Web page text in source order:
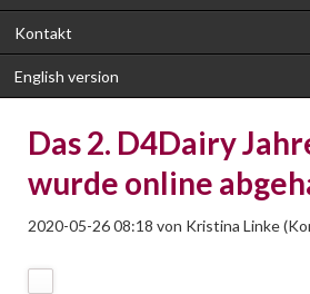
Kontakt
English version
Das 2. D4Dairy
wurde online
2020-05-26 08:18 von Kristina Linke